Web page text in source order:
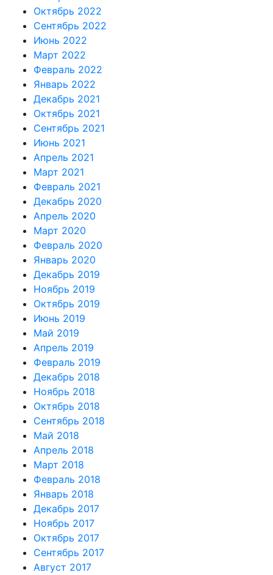
Октябрь 2022
Сентябрь 2022
Июнь 2022
Март 2022
Февраль 2022
Январь 2022
Декабрь 2021
Октябрь 2021
Сентябрь 2021
Июнь 2021
Апрель 2021
Март 2021
Февраль 2021
Декабрь 2020
Апрель 2020
Март 2020
Февраль 2020
Январь 2020
Декабрь 2019
Ноябрь 2019
Октябрь 2019
Июнь 2019
Май 2019
Апрель 2019
Февраль 2019
Декабрь 2018
Ноябрь 2018
Октябрь 2018
Сентябрь 2018
Май 2018
Апрель 2018
Март 2018
Февраль 2018
Январь 2018
Декабрь 2017
Ноябрь 2017
Октябрь 2017
Сентябрь 2017
Август 2017